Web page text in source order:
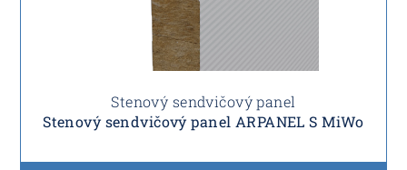
Stenový sendvičový panel
Stenový sendvičový panel ARPANEL S MiWo